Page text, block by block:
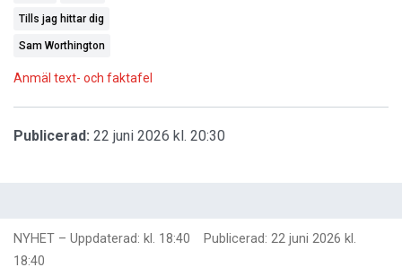
Tills jag hittar dig
Sam Worthington
Anmäl text- och faktafel
Publicerad: 22 juni 2026 kl. 20:30
NYHET – Uppdaterad: kl. 18:40 Publicerad: 22 juni 2026 kl.
18:40